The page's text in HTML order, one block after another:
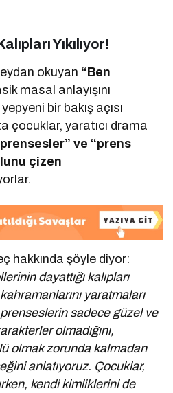
Yıkılıyor!
okuyan “Ben
masal anlayışını
bir bakış açısı
çocuklar, yaratıcı drama
ve “prens
çizen
hakkında şöyle diyor:
dayattığı kalıpları
yaratmaları
sadece güzel ve
olmadığını,
olmak zorunda kalmadan
anlatıyoruz. Çocuklar,
kendi kimliklerini de